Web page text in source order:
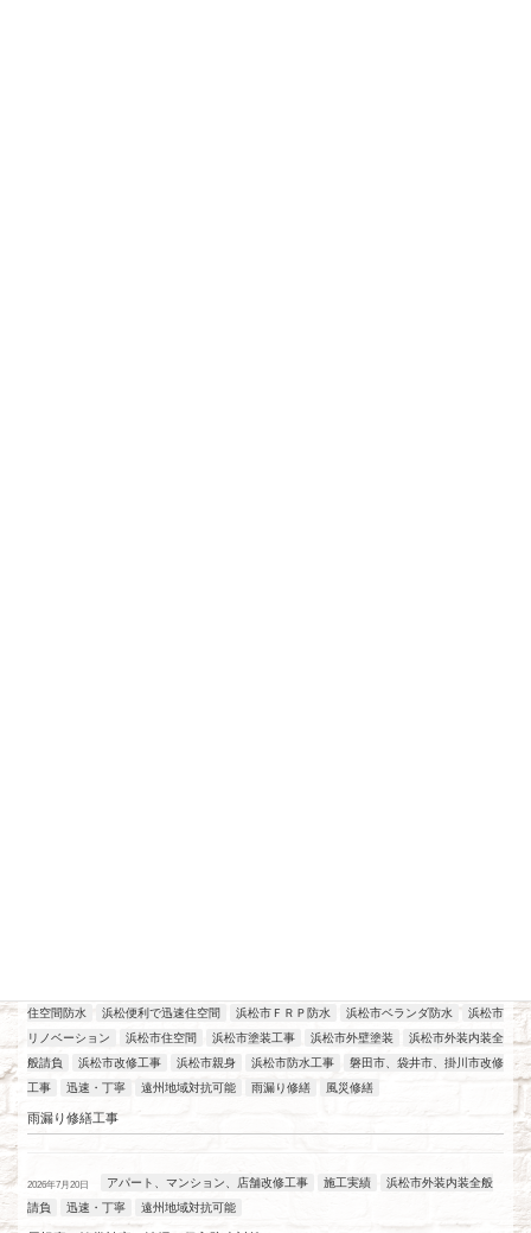
住空間防水
浜松便利で迅速住空間 浜松市ＦＲＰ防水 浜松市ベランダ防水
浜松市
リノベーション
浜松市住空間 浜松市塗装工事 浜松市外壁塗装
浜松市外装内装全
般請負
浜松市改修工事 浜松市親身 浜松市防水工事
磐田市、袋井市、掛川市改修
工事
迅速・丁寧 遠州地域対抗可能 雨漏り修繕 風災修繕
雨漏り修繕工事
2026年7月20日 アパート、マンション、店舗改修工事 施工実績
浜松市外装内装全般
請負
迅速・丁寧 遠州地域対抗可能